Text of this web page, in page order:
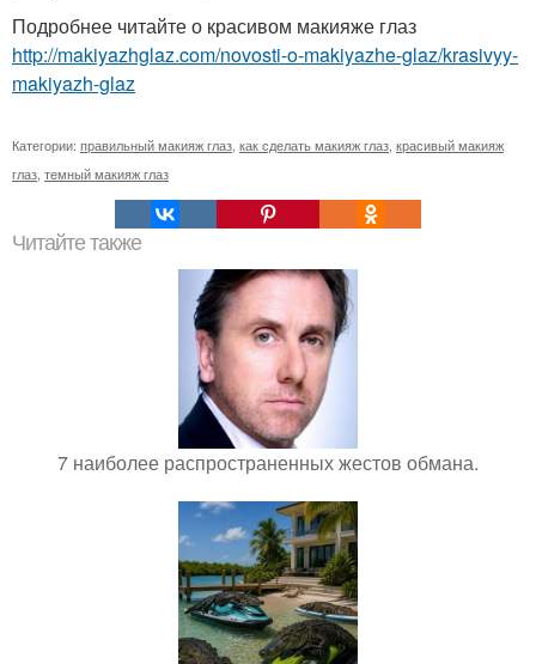
Подробнее читайте о красивом макияже глаз
http://makiyazhglaz.com/novosti-o-makiyazhe-glaz/krasivyy-
makiyazh-glaz
Категории: правильный макияж глаз как сделать макияж глаз красивый макияж
глаз темный макияж глаз
Читайте также
7 наиболее распространенных жестов обмана.